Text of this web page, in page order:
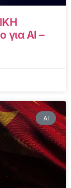
για AI –
AI